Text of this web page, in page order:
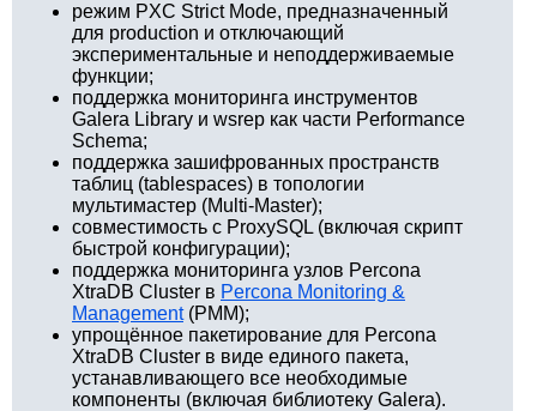
режим PXC Strict Mode, предназначенный
для production и отключающий
экспериментальные и неподдерживаемые
функции;
поддержка мониторинга инструментов
Galera Library и wsrep как части Performance
Schema;
поддержка зашифрованных пространств
таблиц (tablespaces) в топологии
мультимастер (Multi-Master);
совместимость с ProxySQL (включая скрипт
быстрой конфигурации);
поддержка мониторинга узлов Percona
XtraDB Cluster в Percona Monitoring &
Management(PMM);
упрощённое пакетирование для Percona
XtraDB Cluster в виде единого пакета,
устанавливающего все необходимые
компоненты (включая библиотеку Galera).